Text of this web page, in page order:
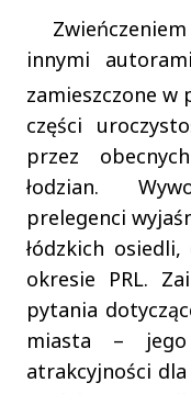
innymi
zamieszczone w
części
przez
łodzian.
prelegenci
łódzkich
okresie PRL.
pytania
miasta – jego
atrakcyjności